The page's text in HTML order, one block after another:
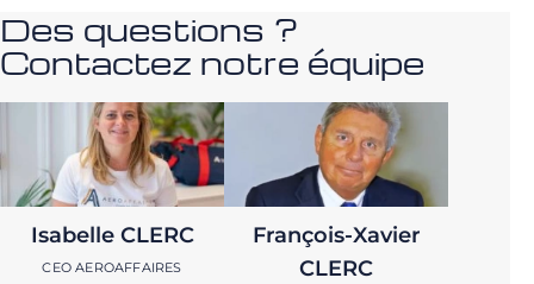
Des questions ?
Contactez notre équipe
Isabelle CLERC
CEO AEROAFFAIRES
François-Xavier
CLERC